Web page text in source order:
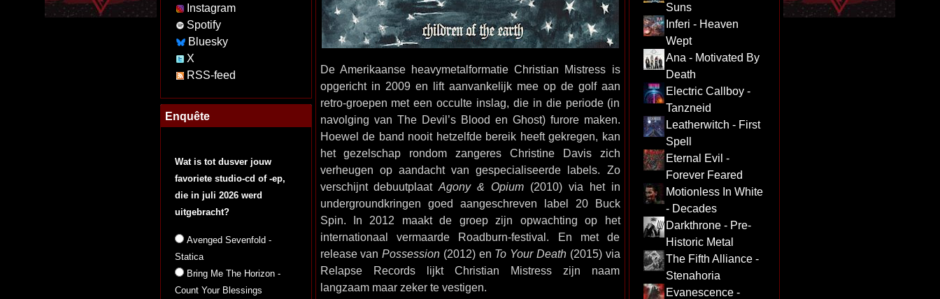
Instagram
Spotify
Bluesky
X
RSS-feed
Enquête
Wat is tot dusver jouw
favoriete studio-cd of -ep,
die in juli 2026 werd
uitgebracht?
Avenged Sevenfold -
Statica
Bring Me The Horizon -
Count Your Blessings
De Amerikaanse heavymetalformatie Christian Mistress is
opgericht in 2009 en lift aanvankelijk mee op de golf aan
retro-groepen met een occulte inslag, die in die periode (in
navolging van The Devil’s Blood en Ghost) furore maken.
Hoewel de band nooit hetzelfde bereik heeft gekregen, kan
het gezelschap rondom zangeres Christine Davis zich
verheugen op aandacht van gespecialiseerde labels. Zo
verschijnt debuutplaatAgony & Opium (2010) via het in
undergroundkringen goed aangeschreven label 20 Buck
Spin. In 2012 maakt de groep zijn opwachting op het
internationaal vermaarde Roadburn-festival. En met de
release vanPossession (2012) en To Your Death(2015) via
Relapse Records lijkt Christian Mistress zijn naam
langzaam maar zeker te vestigen.
Suns
Inferi - Heaven
Wept
Ana - Motivated By
Death
Electric Callboy -
Tanzneid
Leatherwitch - First
Spell
Eternal Evil -
Forever Feared
Motionless In White
- Decades
Darkthrone - Pre-
Historic Metal
The Fifth Alliance -
Stenahoria
Evanescence -